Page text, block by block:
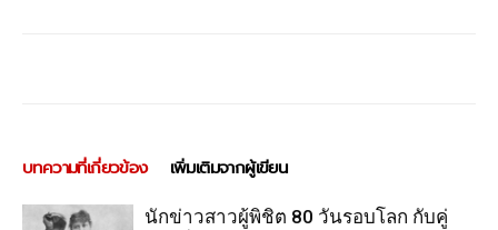
บทความที่เกี่ยวข้อง เพิ่มเติมจากผู้เขียน
นักข่าวสาวผู้พิชิต 80 วันรอบโลก กับคู่